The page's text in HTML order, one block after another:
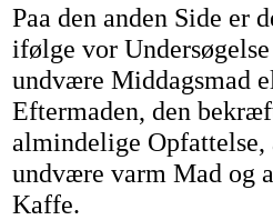
Paa den anden Side
ifølge vor
undvære Middagsmad
Eftermaden, den
almindelige Opfattelse,
undvære varm Mad og
Kaffe.